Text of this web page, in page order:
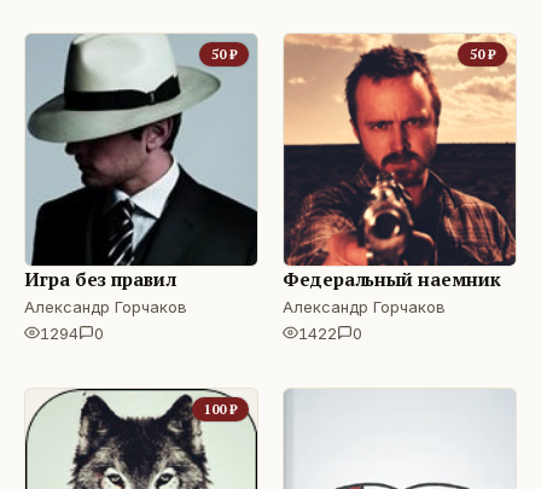
50₽
Игра без правил
Александр Горчаков
1294
0
50₽
Федеральный наемник
Александр Горчаков
1422
0
100₽